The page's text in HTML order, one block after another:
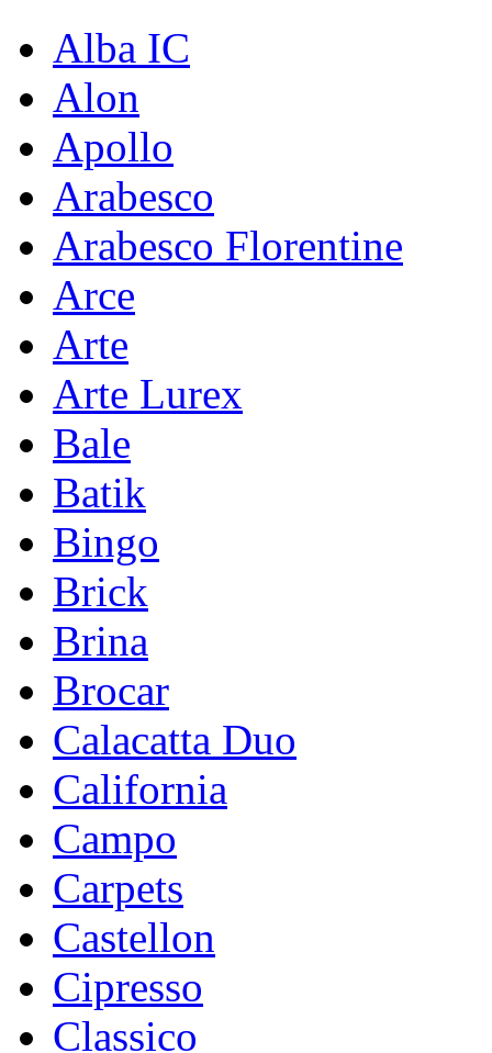
Alba IC
Alon
Apollo
Arabesco
Arabesco Florentine
Arce
Arte
Arte Lurex
Bale
Batik
Bingo
Brick
Brina
Brocar
Calacatta Duo
California
Campo
Carpets
Castellon
Cipresso
Classico